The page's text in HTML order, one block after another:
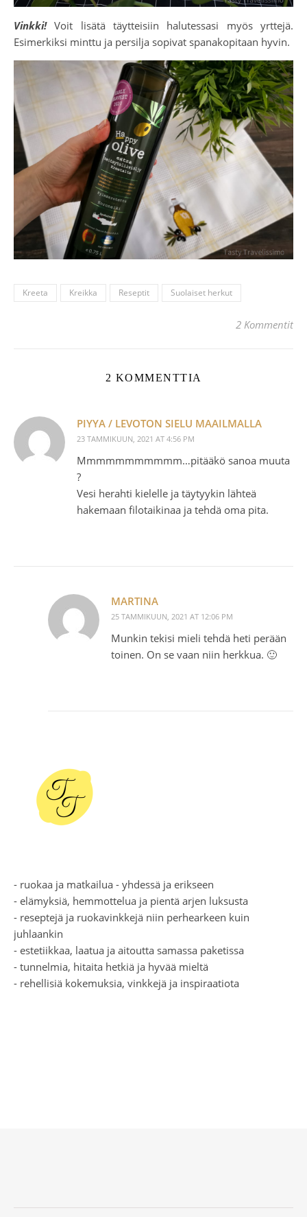
Vinkki!Voit lisätä täytteisiin halutessasi myös yrttejä.
Esimerkiksi minttu ja persilja sopivat spanakopitaan hyvin.
Kreeta Kreikka Reseptit Suolaiset herkut
2 Kommentit
2 KOMMENTTIA
PIYYA / LEVOTON SIELU MAAILMALLA
23 TAMMIKUUN, 2021 AT 4:56 PM
Mmmmmmmmmmm…pitääkö sanoa muuta
?
Vesi herahti kielelle ja täytyykin lähteä
hakemaan filotaikinaa ja tehdä oma pita.
MARTINA
25 TAMMIKUUN, 2021 AT 12:06 PM
Munkin tekisi mieli tehdä heti perään
toinen. On se vaan niin herkkua. 🙂
- ruokaa ja matkailua - yhdessä ja erikseen
- elämyksiä, hemmottelua ja pientä arjen luksusta
- reseptejä ja ruokavinkkejä niin perhearkeen kuin
juhlaankin
- estetiikkaa, laatua ja aitoutta samassa paketissa
- tunnelmia, hitaita hetkiä ja hyvää mieltä
- rehellisiä kokemuksia, vinkkejä ja inspiraatiota